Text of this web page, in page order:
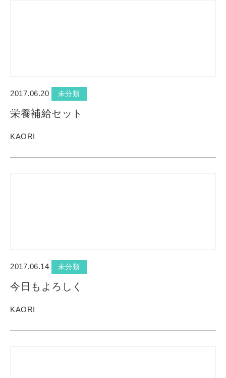
2017.06.20 未分類
栄養補給セット
KAORI
2017.06.14 未分類
今日もよろしく
KAORI